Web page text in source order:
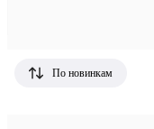
По новинкам